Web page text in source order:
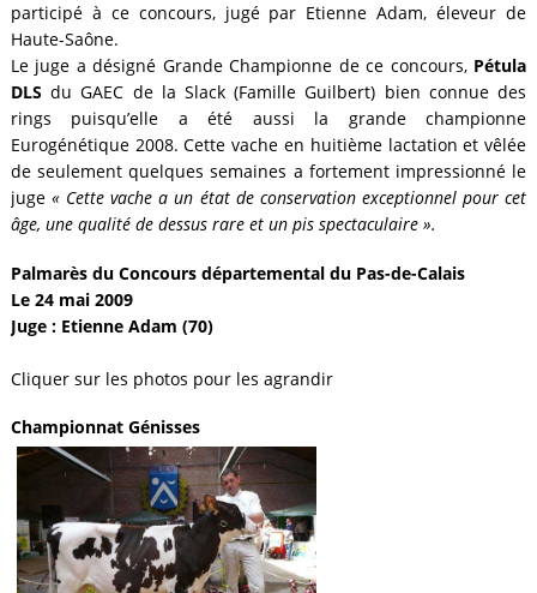
participé à ce concours, jugé par Etienne Adam, éleveur de
Haute-Saône.
Le juge a désigné Grande Championne de ce concours, Pétula
DLS du GAEC de la Slack (Famille Guilbert) bien connue des
rings puisqu’elle a été aussi la grande championne
Eurogénétique 2008. Cette vache en huitième lactation et vêlée
de seulement quelques semaines a fortement impressionné le
juge« Cette vache a un état de conservation exceptionnel pour cet
âge, une qualité de dessus rare et un pis spectaculaire ».
Palmarès du Concours départemental du Pas-de-Calais
Le 24 mai 2009
Juge : Etienne Adam (70)
Cliquer sur les photos pour les agrandir
Championnat Génisses